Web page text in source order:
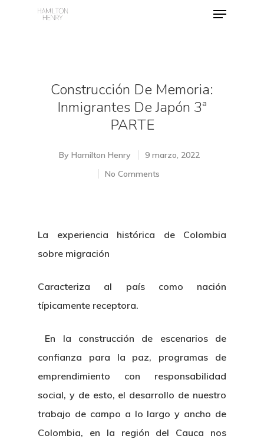
Construcción De Memoria:
Inmigrantes De Japón 3ª
PARTE
By Hamilton Henry
9 marzo, 2022
No Comments
La experiencia histórica de Colombia
sobre migración
Caracteriza al país como nación
típicamente receptora.
En la construcción de escenarios de
confianza para la paz, programas de
emprendimiento con responsabilidad
social, y de esto, el desarrollo de nuestro
trabajo de campo a lo largo y ancho de
Colombia, en la región del Cauca nos